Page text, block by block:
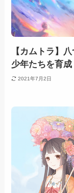
【カムトラ】
少年たちを育成
2021年7月2日